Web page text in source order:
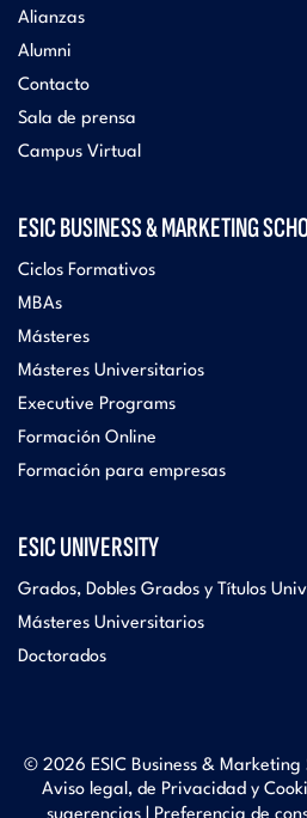
Alianzas
Alumni
Contacto
Sala de prensa
Campus Virtual
ESIC BUSINESS & MARKETING
Ciclos Formativos
MBAs
Másteres
Másteres Universitarios
Executive Programs
Formación Online
Formación para empresas
ESIC UNIVERSITY
Grados, Dobles Grados y Títulos
Másteres Universitarios
Doctorados
© 2026 ESIC Business & Marketing
Aviso legal, de Privacidad y
|